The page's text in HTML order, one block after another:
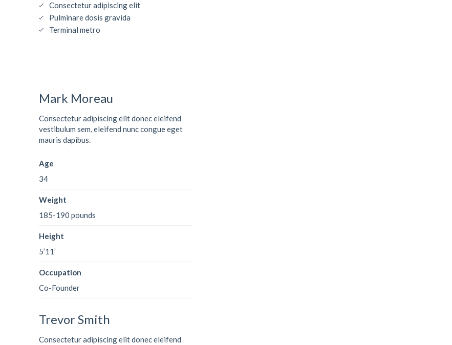
Consectetur adipiscing elit
Pulminare dosis gravida
Terminal metro
Mark Moreau
Consectetur adipiscing elit donec eleifend
vestibulum sem, eleifend nunc congue eget
mauris dapibus.
Age
34
Weight
185-190 pounds
Height
5’11’
Occupation
Co-Founder
Trevor Smith
Consectetur adipiscing elit donec eleifend